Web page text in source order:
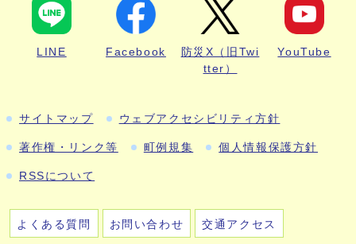
LINE Facebook
防災X（旧Twi
tter）
YouTube
サイトマップ ウェブアクセシビリティ方針
著作権・リンク等 町例規集 個人情報保護方針
RSSについて
よくある質問 お問い合わせ 交通アクセス